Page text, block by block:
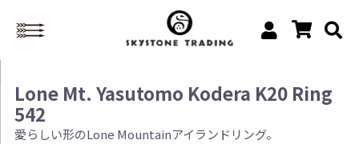
Lone Mt. Yasutomo Kodera K20 Ring
542
愛らしい形のLone Mountainアイランドリング。